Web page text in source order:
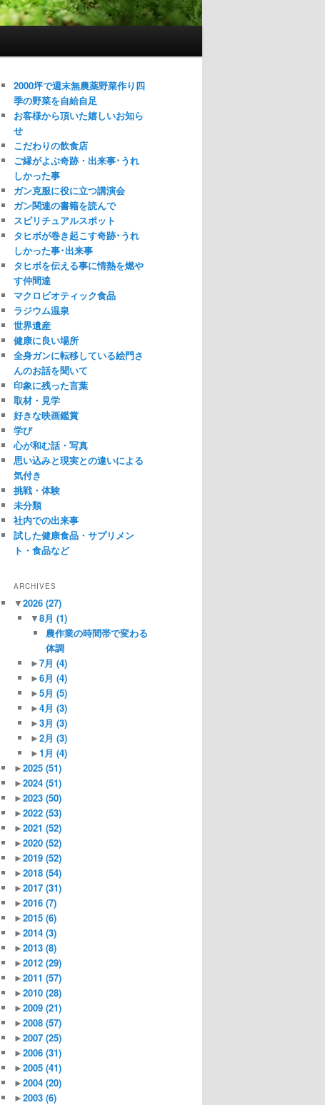
2000坪で週末無農薬野菜作り四
季の野菜を自給自足
お客様から頂いた嬉しいお知ら
せ
こだわりの飲食店
ご縁がよぶ奇跡・出来事･うれ
しかった事
ガン克服に役に立つ講演会
ガン関連の書籍を読んで
スピリチュアルスポット
タヒボが巻き起こす奇跡･うれ
しかった事･出来事
タヒボを伝える事に情熱を燃や
す仲間達
マクロビオティック食品
ラジウム温泉
世界遺産
健康に良い場所
全身ガンに転移している絵門さ
んのお話を聞いて
印象に残った言葉
取材・見学
好きな映画鑑賞
学び
心が和む話・写真
思い込みと現実との違いによる
気付き
挑戦・体験
未分類
社内での出来事
試した健康食品・サプリメン
ト・食品など
ARCHIVES
▼2026 (27)
▼8月 (1)
農作業の時間帯で変わる
体調
►7月 (4)
►6月 (4)
►5月 (5)
►4月 (3)
►3月 (3)
►2月 (3)
►1月 (4)
►2025 (51)
►2024 (51)
►2023 (50)
►2022 (53)
►2021 (52)
►2020 (52)
►2019 (52)
►2018 (54)
►2017 (31)
►2016 (7)
►2015 (6)
►2014 (3)
►2013 (8)
►2012 (29)
►2011 (57)
►2010 (28)
►2009 (21)
►2008 (57)
►2007 (25)
►2006 (31)
►2005 (41)
►2004 (20)
►2003 (6)